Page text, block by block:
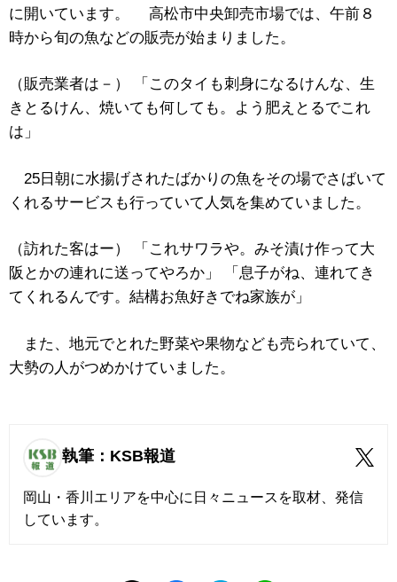
に開いています。 高松市中央卸売市場では、午前８
時から旬の魚などの販売が始まりました。
（販売業者は－） 「このタイも刺身になるけんな、生
きとるけん、焼いても何しても。よう肥えとるでこれ
は」
25日朝に水揚げされたばかりの魚をその場でさばいて
くれるサービスも行っていて人気を集めていました。
（訪れた客はー） 「これサワラや。みそ漬け作って大
阪とかの連れに送ってやろか」 「息子がね、連れてき
てくれるんです。結構お魚好きでね家族が」
また、地元でとれた野菜や果物なども売られていて、
大勢の人がつめかけていました。
執筆：KSB報道
岡山・香川エリアを中心に日々ニュースを取材、発信
しています。